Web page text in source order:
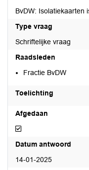
BvDW: Isolatiekaarten
Type vraag
Schriftelijke vraag
Raadsleden
Fractie BvDW
Toelichting
Afgedaan
Afgedaan
Datum antwoord
14-01-2025